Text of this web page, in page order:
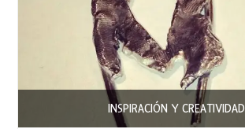
INSPIRACIÓN Y CREATIVIDAD